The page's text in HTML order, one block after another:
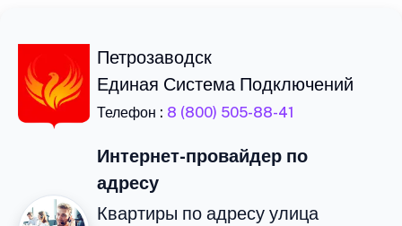
Петрозаводск
Единая Система Подключений
Телефон : 8 (800) 505-88-41
Интернет-провайдер по
адресу
Квартиры по адресу улица